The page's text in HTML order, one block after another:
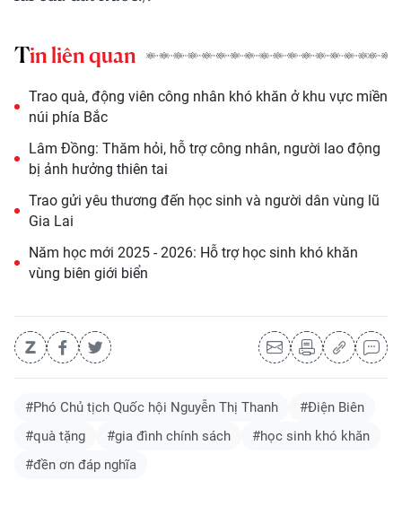
Tin liên quan
Trao quà, động viên công nhân khó khăn ở khu vực miền
núi phía Bắc
Lâm Đồng: Thăm hỏi, hỗ trợ công nhân, người lao động
bị ảnh hưởng thiên tai
Trao gửi yêu thương đến học sinh và người dân vùng lũ
Gia Lai
Năm học mới 2025 - 2026: Hỗ trợ học sinh khó khăn
vùng biên giới biển
#Phó Chủ tịch Quốc hội Nguyễn Thị Thanh
#Điện Biên
#quà tặng
#gia đình chính sách
#học sinh khó khăn
#đền ơn đáp nghĩa